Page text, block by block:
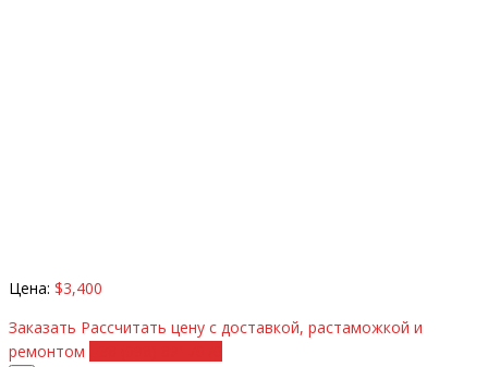
Цена: $3,400
Заказать Рассчитать цену с доставкой, растаможкой и
ремонтом